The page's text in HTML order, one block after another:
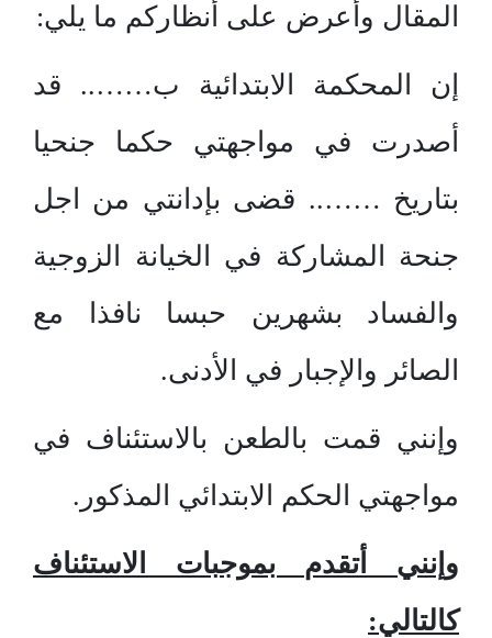
المقال وأعرض على أنظاركم ما يلي:
إن المحكمة الابتدائية ب…….. قد
أصدرت في مواجهتي حكما جنحيا
بتاريخ …….. قضى بإدانتي من اجل
جنحة المشاركة في الخيانة الزوجية
والفساد بشهرين حبسا نافذا مع
الصائر والإجبار في الأدنى.
وإنني قمت بالطعن بالاستئناف في
مواجهتي الحكم الابتدائي المذكور.
وإنني أتقدم بموجبات الاستئناف
كالتالي: